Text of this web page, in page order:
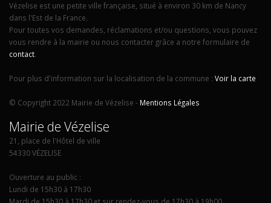
Vézelise est une petite ville française, situé à environ 30 km de Nancy
dans l'Est de la France.
Pour toutes vos demandes, réclamations et/ou questions, vous pouvez
vous rendre à la mairie ou nous contacter grâce a notre formulaire de
contact.
Pour plus d'information sur la localisation de la commune : Voir la carte
© Copyright 2022 Mairie de Vézelise - Mentions Légales
Mairie de Vézelise
21, place de l'Hôtel de ville
54330 VÉZELISE
Ouverture au public :
Lundi de 15h30 à 17h30